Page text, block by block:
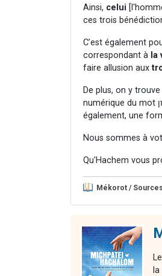
Ainsi, celui
ces trois
C’est également
correspondant à
faire allusion aux
De plus, on y
numérique du mot זן [nourrir], qui a la même valeur numérique que דגים [Daguim = poissons]. C'est, donc,
également, une
Nous sommes à
Qu'Hachem vous
Mékorot /